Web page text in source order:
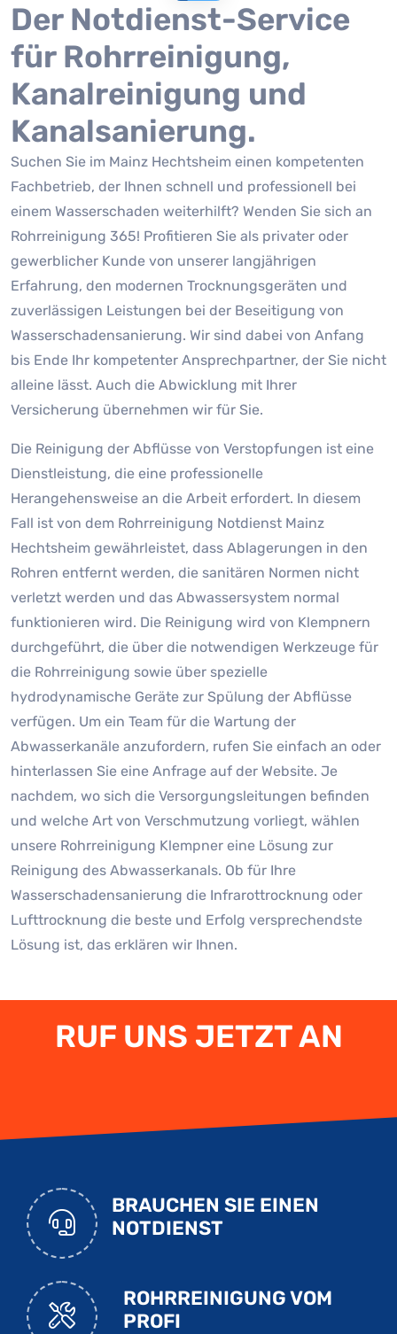
Der Notdienst-Service
für Rohrreinigung,
Kanalreinigung und
Kanalsanierung.
Suchen Sie im Mainz Hechtsheim einen kompetenten
Fachbetrieb, der Ihnen schnell und professionell bei
einem Wasserschaden weiterhilft? Wenden Sie sich an
Rohrreinigung 365! Profitieren Sie als privater oder
gewerblicher Kunde von unserer langjährigen
Erfahrung, den modernen Trocknungsgeräten und
zuverlässigen Leistungen bei der Beseitigung von
Wasserschadensanierung. Wir sind dabei von Anfang
bis Ende Ihr kompetenter Ansprechpartner, der Sie nicht
alleine lässt. Auch die Abwicklung mit Ihrer
Versicherung übernehmen wir für Sie.
Die Reinigung der Abflüsse von Verstopfungen ist eine
Dienstleistung, die eine professionelle
Herangehensweise an die Arbeit erfordert. In diesem
Fall ist von dem Rohrreinigung Notdienst Mainz
Hechtsheim gewährleistet, dass Ablagerungen in den
Rohren entfernt werden, die sanitären Normen nicht
verletzt werden und das Abwassersystem normal
funktionieren wird. Die Reinigung wird von Klempnern
durchgeführt, die über die notwendigen Werkzeuge für
die Rohrreinigung sowie über spezielle
hydrodynamische Geräte zur Spülung der Abflüsse
verfügen. Um ein Team für die Wartung der
Abwasserkanäle anzufordern, rufen Sie einfach an oder
hinterlassen Sie eine Anfrage auf der Website. Je
nachdem, wo sich die Versorgungsleitungen befinden
und welche Art von Verschmutzung vorliegt, wählen
unsere Rohrreinigung Klempner eine Lösung zur
Reinigung des Abwasserkanals. Ob für Ihre
Wasserschadensanierung die Infrarottrocknung oder
Lufttrocknung die beste und Erfolg versprechendste
Lösung ist, das erklären wir Ihnen.
RUF UNS JETZT AN
BRAUCHEN SIE EINEN
NOTDIENST
ROHRREINIGUNG VOM
PROFI